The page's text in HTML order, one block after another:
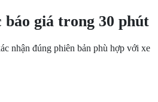
báo giá trong 30 phút
nhận đúng phiên bản phù hợp với xe